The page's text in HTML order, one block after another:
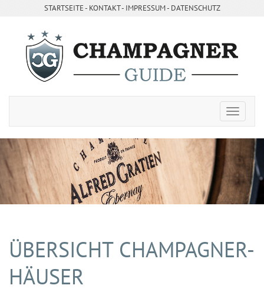
STARTSEITE- ­ KONTAKT- ­ IMPRESSUM- DATENSCHUTZ
ÜBERSICHT CHAMPAGNER-
HÄUSER